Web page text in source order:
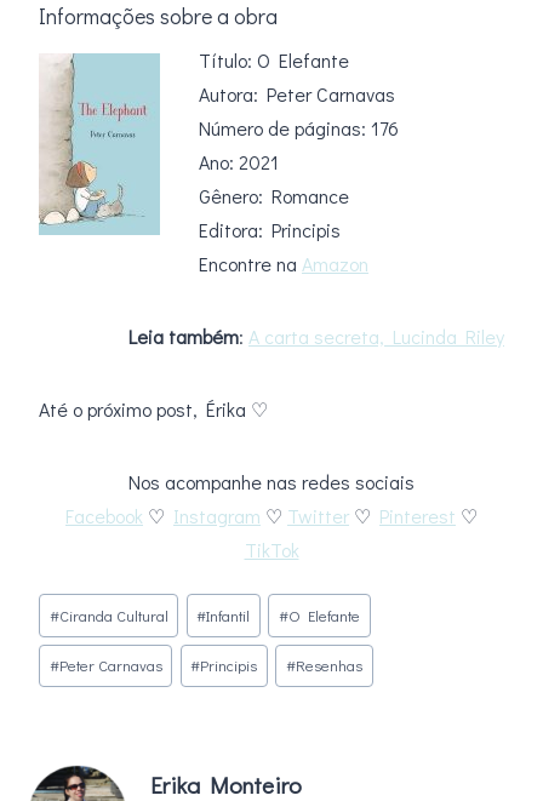
Informações sobre a obra
Título: O Elefante
Autora: Peter Carnavas
Número de páginas: 176
Ano: 2021
Gênero: Romance
Editora: Principis
Encontre na Amazon
Leia também: A carta secreta, Lucinda Riley
Até o próximo post, Érika ♡
Nos acompanhe nas redes sociais
Facebook ♡ Instagram ♡ Twitter ♡ Pinterest ♡
TikTok
Tags
do
Post:
#Ciranda Cultural #Infantil #O Elefante
#Peter Carnavas #Principis #Resenhas
Erika Monteiro